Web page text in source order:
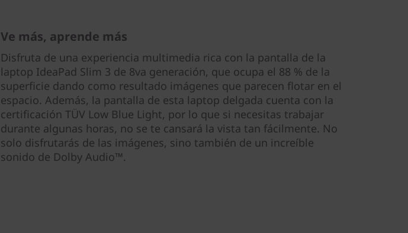
Ve más, aprende más
Disfruta de una experiencia multimedia rica con la pantalla de la
laptop IdeaPad Slim 3 de 8va generación, que ocupa el 88 % de la
superficie dando como resultado imágenes que parecen flotar en el
espacio. Además, la pantalla de esta laptop delgada cuenta con la
certificación TÜV Low Blue Light, por lo que si necesitas trabajar
durante algunas horas, no se te cansará la vista tan fácilmente. No
solo disfrutarás de las imágenes, sino también de un increíble
sonido de Dolby Audio™.